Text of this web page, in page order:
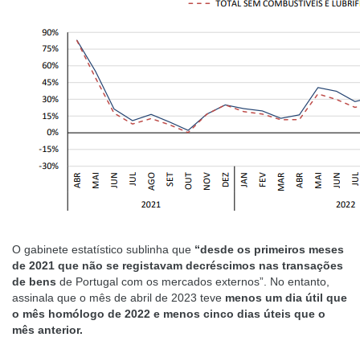
O gabinete estatístico sublinha que “desde os primeiros meses
de 2021 que não se registavam decréscimos nas transações
de bens de Portugal com os mercados externos”. No entanto,
assinala que o mês de abril de 2023 teve menos um dia útil que
o mês homólogo de 2022 e menos cinco dias úteis que o
mês anterior.